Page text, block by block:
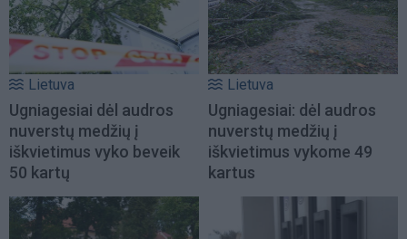
Lietuva
Ugniagesiai dėl audros
nuverstų medžių į
iškvietimus vyko beveik
50 kartų
Lietuva
Ugniagesiai: dėl audros
nuverstų medžių į
iškvietimus vykome 49
kartus